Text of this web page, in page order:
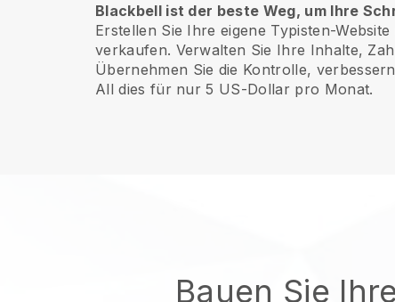
Blackbell ist der beste Weg, um Ihre
Erstellen Sie Ihre eigene Typisten-
verkaufen. Verwalten Sie Ihre Inhalte,
Übernehmen Sie die Kontrolle,
All dies für nur 5 US-Dollar pro Monat.
Bauen Sie